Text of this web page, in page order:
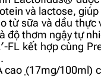
và lactose,
từ sữa và dầu
độ thơm ngậy tự
FL kết hợp cùng
cao ̣(17mg/100ml)